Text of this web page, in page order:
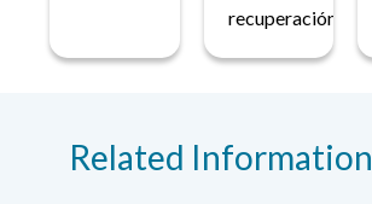
recuperación.
Related Information